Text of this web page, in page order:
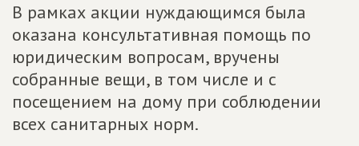
В рамках акции нуждающимся была
оказана консультативная помощь по
юридическим вопросам, вручены
собранные вещи, в том числе и с
посещением на дому при соблюдении
всех санитарных норм.